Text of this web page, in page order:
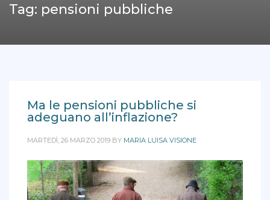
Tag: pensioni pubbliche
Ma le pensioni pubbliche si
adeguano all’inflazione?
MARTEDÌ, 26 MARZO 2019 BY MARIA LUISA VISIONE